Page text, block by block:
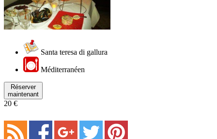
Santa teresa di gallura
Méditerranéen
Réserver
maintenant
20 €